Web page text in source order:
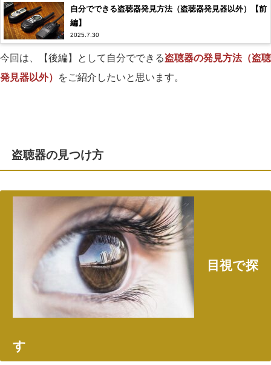
自分でできる盗聴器発見方法（盗聴器発見器以外）【前
編】
2025.7.30
今回は、【後編】として 自分でできる盗聴器の発見方法（盗聴
発見器以外）
をご紹介したいと思います。
盗聴器の見つけ方
目視で探
す